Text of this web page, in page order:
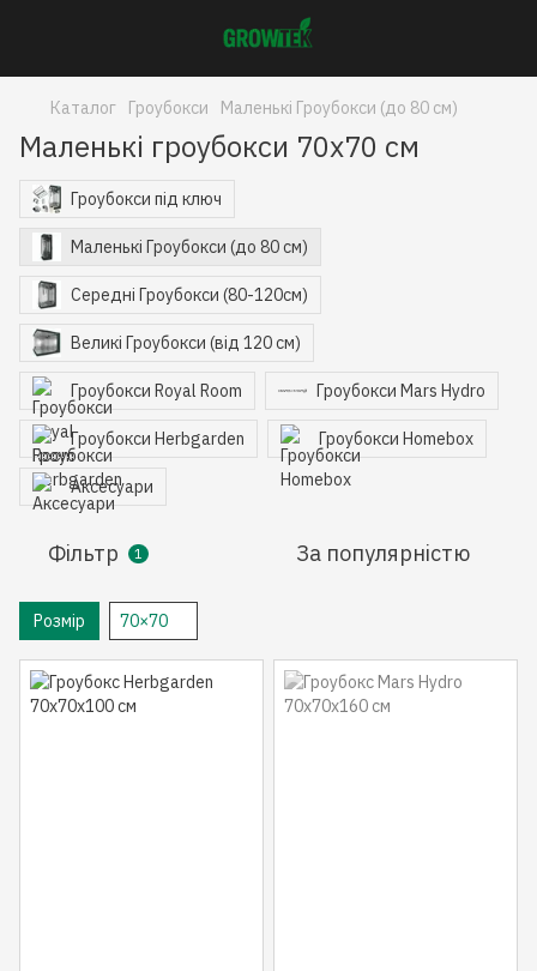
Каталог Гроубокси Маленькі Гроубокси (до 80 см)
Маленькі гроубокси 70x70 см
Гроубокси під ключ
Маленькі Гроубокси (до 80 см)
Середні Гроубокси (80-120см)
Великі Гроубокси (від 120 см)
Гроубокси Royal Room Гроубокси Mars Hydro
Гроубокси Herbgarden Гроубокси Homebox
Аксесуари
Фільтр 1 За популярністю
Розмір 70×70